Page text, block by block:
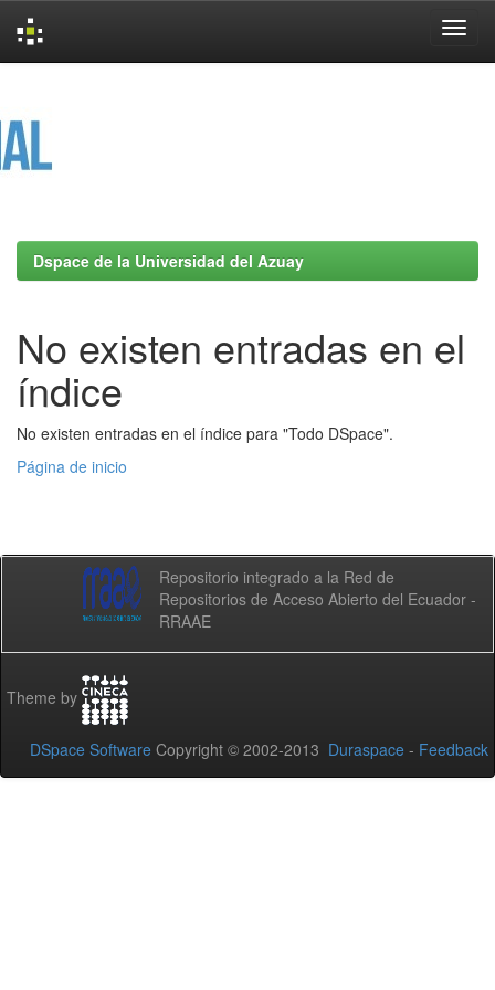
Dspace de la Universidad del Azuay
No existen entradas en el
índice
No existen entradas en el índice para "Todo DSpace".
Página de inicio
Repositorio integrado a la Red de
Repositorios de Acceso Abierto del Ecuador -
RRAAE
Theme by
DSpace Software Copyright © 2002-2013 Duraspace - Feedback